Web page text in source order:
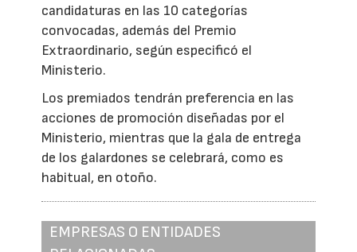
candidaturas en las 10 categorías
convocadas, además del Premio
Extraordinario, según especificó el
Ministerio.
Los premiados tendrán preferencia en las
acciones de promoción diseñadas por el
Ministerio, mientras que la gala de entrega
de los galardones se celebrará, como es
habitual, en otoño.
EMPRESAS O ENTIDADES